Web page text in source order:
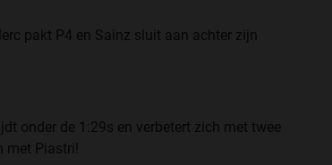
pakt P4 en Sainz sluit aan achter zijn
onder de 1:29s en verbetert zich met twee
Piastri!